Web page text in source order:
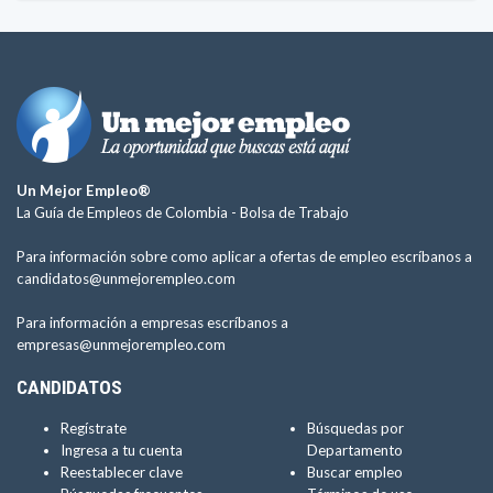
Un Mejor Empleo®
La Guía de Empleos de Colombia - Bolsa de Trabajo
Para información sobre como aplicar a ofertas de empleo escríbanos a
candidatos@unmejorempleo.com
Para información a empresas escríbanos a
empresas@unmejorempleo.com
CANDIDATOS
Regístrate
Ingresa a tu cuenta
Reestablecer clave
Búsquedas por
Departamento
Buscar empleo